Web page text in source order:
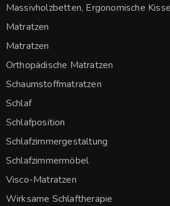
Massivholzbetten, Ergonomische
Matratzen
Matratzen
Orthopädische Matratzen
Schaumstoffmatratzen
Schlaf
Schlafposition
Schlafzimmergestaltung
Schlafzimmermöbel
Visco-Matratzen
Wirksame Schlaftherapie